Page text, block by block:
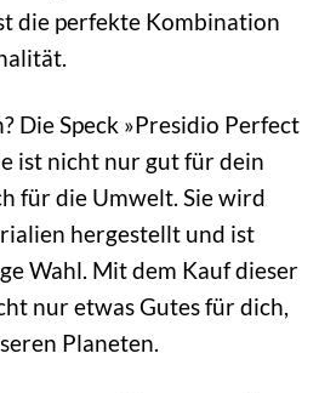
die perfekte Kombination
Die Speck »Presidio Perfect
ist nicht nur gut für dein
für die Umwelt. Sie wird
hergestellt und ist
Wahl. Mit dem Kauf dieser
nur etwas Gutes für dich,
Planeten.